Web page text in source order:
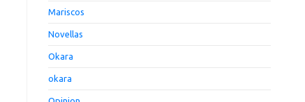
Mariscos
Novellas
Okara
okara